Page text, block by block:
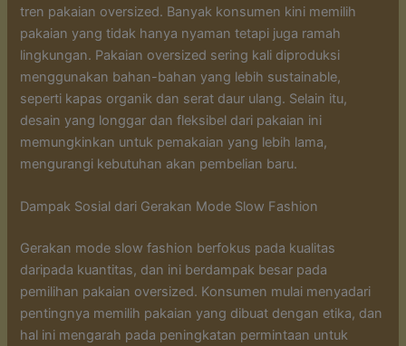
tren pakaian oversized. Banyak konsumen kini memilih
pakaian yang tidak hanya nyaman tetapi juga ramah
lingkungan. Pakaian oversized sering kali diproduksi
menggunakan bahan-bahan yang lebih sustainable,
seperti kapas organik dan serat daur ulang. Selain itu,
desain yang longgar dan fleksibel dari pakaian ini
memungkinkan untuk pemakaian yang lebih lama,
mengurangi kebutuhan akan pembelian baru.
Dampak Sosial dari Gerakan Mode Slow Fashion
Gerakan mode slow fashion berfokus pada kualitas
daripada kuantitas, dan ini berdampak besar pada
pemilihan pakaian oversized. Konsumen mulai menyadari
pentingnya memilih pakaian yang dibuat dengan etika, dan
hal ini mengarah pada peningkatan permintaan untuk